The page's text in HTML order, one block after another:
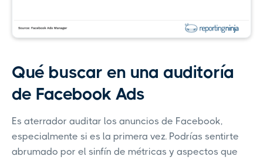
Qué buscar en una auditoría
de Facebook Ads
Es aterrador auditar los anuncios de Facebook,
especialmente si es la primera vez. Podrías sentirte
abrumado por el sinfín de métricas y aspectos que